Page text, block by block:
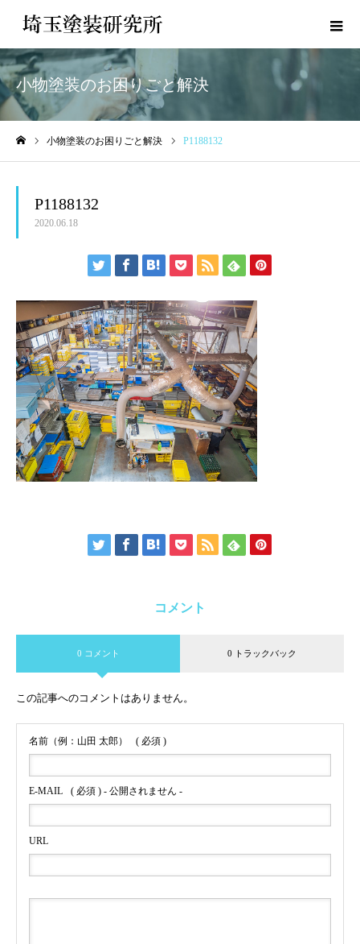
小物塗装のお困りごと解決
小物塗装のお困りごと解決 P1188132
P1188132
2020.06.18
コメント
0 コメント 0 トラックバック
この記事へのコメントはありません。
名前（例：山田 太郎） ( 必須 )
E-MAIL ( 必須 ) - 公開されません -
URL